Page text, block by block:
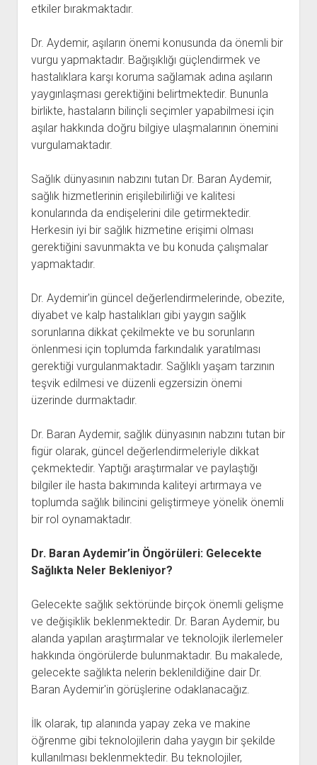
etkiler bırakmaktadır.
Dr. Aydemir, aşıların önemi konusunda da önemli bir
vurgu yapmaktadır. Bağışıklığı güçlendirmek ve
hastalıklara karşı koruma sağlamak adına aşıların
yaygınlaşması gerektiğini belirtmektedir. Bununla
birlikte, hastaların bilinçli seçimler yapabilmesi için
aşılar hakkında doğru bilgiye ulaşmalarının önemini
vurgulamaktadır.
Sağlık dünyasının nabzını tutan Dr. Baran Aydemir,
sağlık hizmetlerinin erişilebilirliği ve kalitesi
konularında da endişelerini dile getirmektedir.
Herkesin iyi bir sağlık hizmetine erişimi olması
gerektiğini savunmakta ve bu konuda çalışmalar
yapmaktadır.
Dr. Aydemir'in güncel değerlendirmelerinde, obezite,
diyabet ve kalp hastalıkları gibi yaygın sağlık
sorunlarına dikkat çekilmekte ve bu sorunların
önlenmesi için toplumda farkındalık yaratılması
gerektiği vurgulanmaktadır. Sağlıklı yaşam tarzının
teşvik edilmesi ve düzenli egzersizin önemi
üzerinde durmaktadır.
Dr. Baran Aydemir, sağlık dünyasının nabzını tutan bir
figür olarak, güncel değerlendirmeleriyle dikkat
çekmektedir. Yaptığı araştırmalar ve paylaştığı
bilgiler ile hasta bakımında kaliteyi artırmaya ve
toplumda sağlık bilincini geliştirmeye yönelik önemli
bir rol oynamaktadır.
Dr. Baran Aydemir’in Öngörüleri: Gelecekte
Sağlıkta Neler Bekleniyor?
Gelecekte sağlık sektöründe birçok önemli gelişme
ve değişiklik beklenmektedir. Dr. Baran Aydemir, bu
alanda yapılan araştırmalar ve teknolojik ilerlemeler
hakkında öngörülerde bulunmaktadır. Bu makalede,
gelecekte sağlıkta nelerin beklenildiğine dair Dr.
Baran Aydemir'in görüşlerine odaklanacağız.
İlk olarak, tıp alanında yapay zeka ve makine
öğrenme gibi teknolojilerin daha yaygın bir şekilde
kullanılması beklenmektedir. Bu teknolojiler,